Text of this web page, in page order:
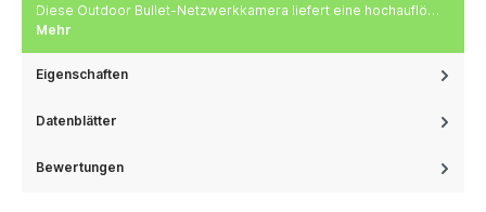
Diese Outdoor Bullet-Netzwerkkamera liefert eine hochauflö…
Mehr
Eigenschaften
Datenblätter
Bewertungen